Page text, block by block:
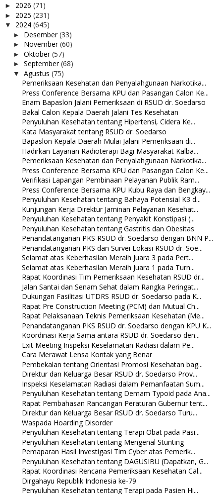
► 2026 (71)
► 2025 (231)
▼ 2024 (645)
► Desember(33)
► November(60)
► Oktober(57)
► September(68)
▼ Agustus (75)
Pemeriksaan Kesehatan dan Penyalahgunaan Narkotika...
Press Conference Bersama KPU dan Pasangan Calon Ke...
Enam Bapaslon Jalani Pemeriksaan di RSUD dr. Soedarso
Bakal Calon Kepala Daerah Jalani Tes Kesehatan
Penyuluhan Kesehatan tentang Hipertensi, Cidera Ke...
Kata Masyarakat tentang RSUD dr. Soedarso
Bapaslon Kepala Daerah Mulai Jalani Pemeriksaan di...
Hadirkan Layanan Radioterapi Bagi Masyarakat Kalba...
Pemeriksaan Kesehatan dan Penyalahgunaan Narkotika...
Press Conference Bersama KPU dan Pasangan Calon Ke...
Verifikasi Lapangan Pembinaan Pelayanan Publik Ram...
Press Conference Bersama KPU Kubu Raya dan Bengkay...
Penyuluhan Kesehatan tentang Bahaya Potensial K3 d...
Kunjungan Kerja Direktur Jaminan Pelayanan Kesehat...
Penyuluhan Kesehatan tentang Penyakit Konstipasi (...
Penyuluhan Kesehatan tentang Gastritis dan Obesitas
Penandatanganan PKS RSUD dr. Soedarso dengan BNN P...
Penandatanganan PKS dan Survei Lokasi RSUD dr. Soe...
Selamat atas Keberhasilan Meraih Juara 3 pada Pert...
Selamat atas Keberhasilan Meraih Juara 1 pada Turn...
Rapat Koordinasi Tim Pemeriksaan Kesehatan RSUD dr...
Jalan Santai dan Senam Sehat dalam Rangka Peringat...
Dukungan Fasilitasi UTDRS RSUD dr. Soedarso pada K...
Rapat Pre Construction Meeting (PCM) dan Mutual Ch...
Rapat Pelaksanaan Teknis Pemeriksaan Kesehatan (Me...
Penandatanganan PKS RSUD dr. Soedarso dengan KPU K...
Koordinasi Kerja Sama antara RSUD dr. Soedarso den...
Exit Meeting Inspeksi Keselamatan Radiasi dalam Pe...
Cara Merawat Lensa Kontak yang Benar
Pembekalan tentang Orientasi Promosi Kesehatan bag...
Direktur dan Keluarga Besar RSUD dr. Soedarso Prov...
Inspeksi Keselamatan Radiasi dalam Pemanfaatan Sum...
Penyuluhan Kesehatan tentang Demam Typoid pada Ana...
Rapat Pembahasan Rancangan Peraturan Gubernur tent...
Direktur dan Keluarga Besar RSUD dr. Soedarso Turu...
Waspada Hoarding Disorder
Penyuluhan Kesehatan tentang Terapi Obat pada Pasi...
Penyuluhan Kesehatan tentang Mengenal Stunting
Pemaparan Hasil Investigasi Tim Cyber atas Pemerik...
Penyuluhan Kesehatan tentang DAGUSIBU (Dapatkan, G...
Rapat Koordinasi Rencana Pemeriksaan Kesehatan Cal...
Dirgahayu Republik Indonesia ke-79
Penyuluhan Kesehatan tentang Terapi pada Pasien Hi...